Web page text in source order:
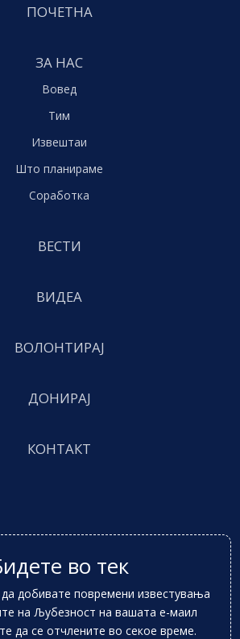
ПОЧЕТНА
ЗА НАС
Вовед
Тим
Извештаи
Што планираме
Соработка
ВЕСТИ
ВИДЕА
ВОЛОНТИРАЈ
ДОНИРАЈ
КОНТАКТ
во тек
добивате повремени известувања
на Љубезност на вашата е-маил
да се отчлените во секое време.